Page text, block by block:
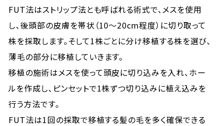
FUT法はストリップ法とも呼ばれる術式で、メスを使用
し、後頭部の皮膚を帯状（10～20cm程度）に切り取って
株を採取します。そして1株ごとに分け移植する株を選び、
薄毛の部分に移植していきます。
移植の施術はメスを使って頭皮に切り込みを入れ、ホー
ルを作成し、ピンセットで1株ずつ切り込みに植え込みを
行う方法です。
FUT法は1回の採取で移植する髪の毛を多く確保できる